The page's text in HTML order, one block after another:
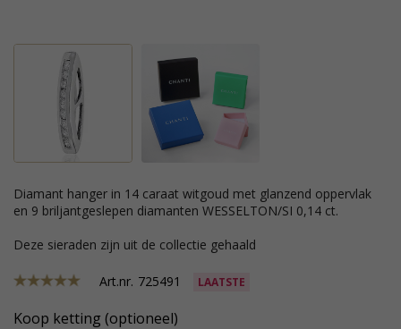
diamant hanger in 14 caraat witgoud met glanzend oppervlak
en 9 briljantgeslepen diamanten WESSELTON/SI 0,14 ct.
Deze sieraden zijn uit de collectie gehaald
Art.nr. 725491 LAATSTE
Koop ketting (optioneel)